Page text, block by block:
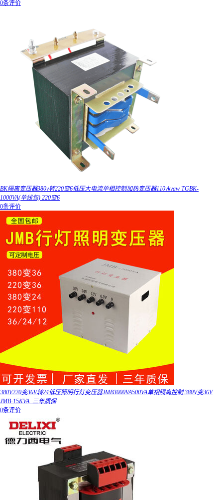
0条评价
BK隔离变压器380v转220变6低压大电流单相控制加热变压器110vkvaw TGBK-
1000VA(单线包) 220变6
0条评价
380V220变36V转24低压照明行灯变压器JMB3000VA500VA单相隔离控制 380V变36V
JMB-15KVA_三年质保
0条评价